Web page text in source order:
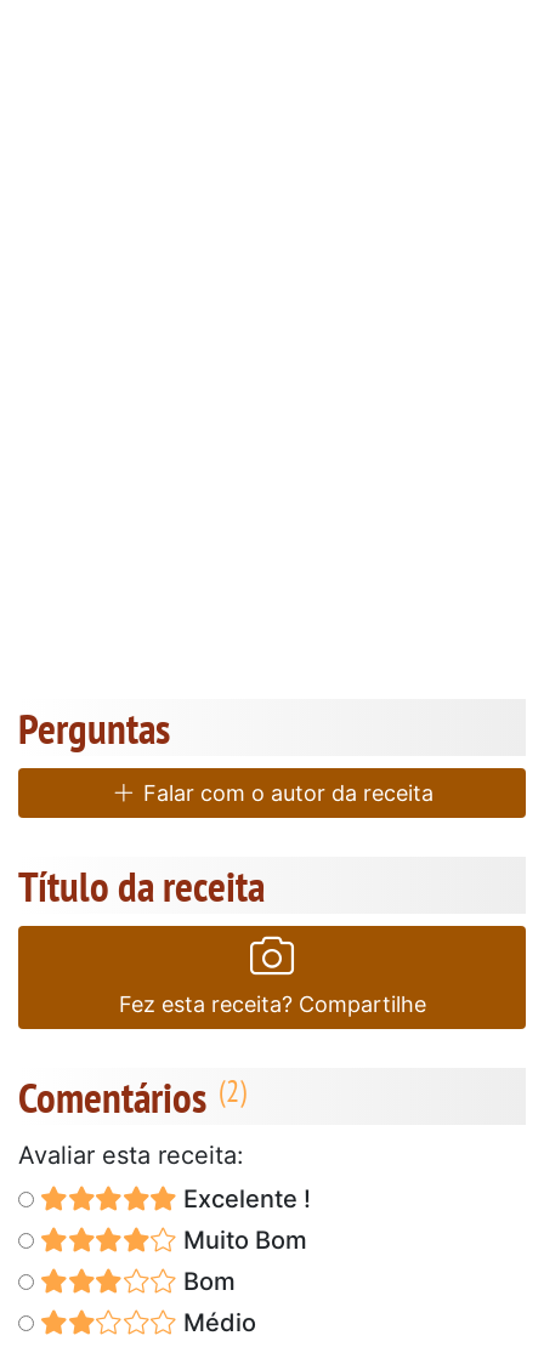
Perguntas
Falar com o autor da receita
Título da receita
Fez esta receita? Compartilhe
Comentários
Avaliar esta receita:
Excelente !
Muito Bom
Bom
Médio